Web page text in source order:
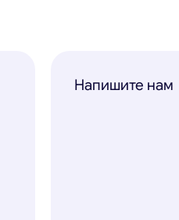
Напишите нам